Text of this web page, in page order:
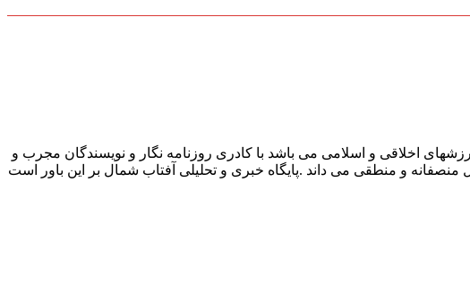
اخلاقی و اسلامی می باشد با کادری روزنامه نگار و نویسندگان مجرب و
منصفانه و منطقی می داند .پایگاه خبری و تحلیلی آفتاب شمال بر این باور است